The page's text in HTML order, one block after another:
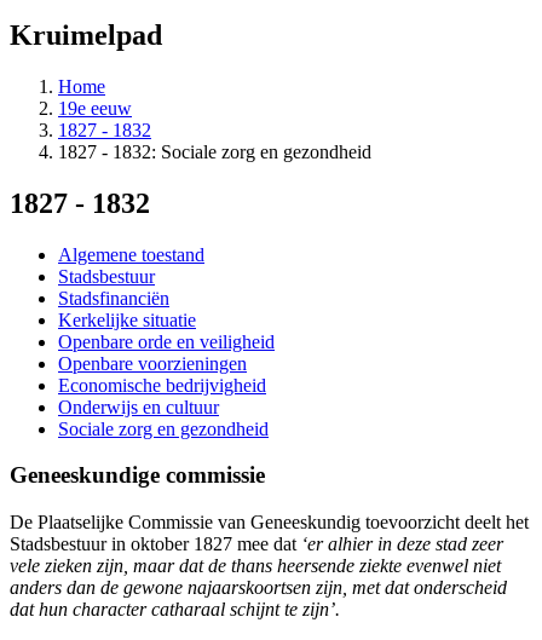
Kruimelpad
Home
19e eeuw
1827 - 1832
1827 - 1832: Sociale zorg en gezondheid
1827 - 1832
Algemene toestand
Stadsbestuur
Stadsfinanciën
Kerkelijke situatie
Openbare orde en veiligheid
Openbare voorzieningen
Economische bedrijvigheid
Onderwijs en cultuur
Sociale zorg en gezondheid
Geneeskundige commissie
De Plaatselijke Commissie van Geneeskundig toevoorzicht deelt het
Stadsbestuur in oktober 1827 mee dat ‘er alhier in deze stad zeer
vele zieken zijn, maar dat de thans heersende ziekte evenwel niet
anders dan de gewone najaarskoortsen zijn, met dat onderscheid
dat hun character catharaal schijnt te zijn’.